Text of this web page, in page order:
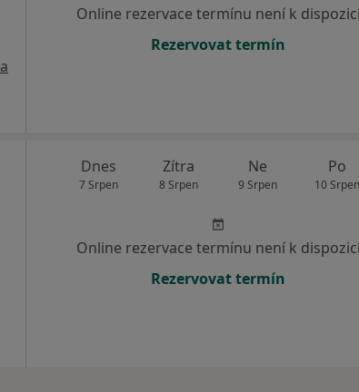
Online rezervace termínu není k dispozici
Rezervovat termín
Dnes
7 Srpen
Zítra
8 Srpen
Ne
9 Srpen
Po
10 Srpen
Online rezervace termínu není k dispozici
Rezervovat termín